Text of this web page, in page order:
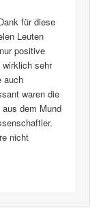
für diese
Leuten
positive
sehr
auch
waren die
aus dem Mund
nicht